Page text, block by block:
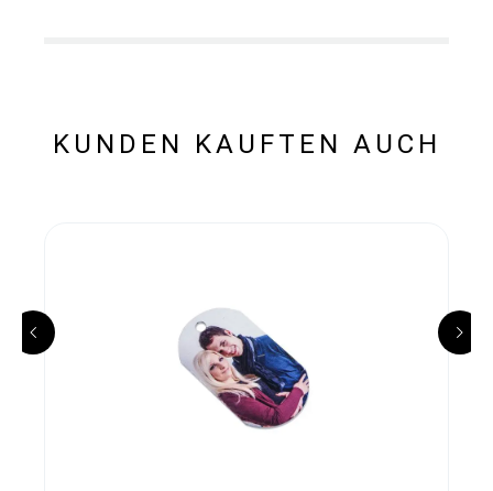
KUNDEN KAUFTEN AUCH